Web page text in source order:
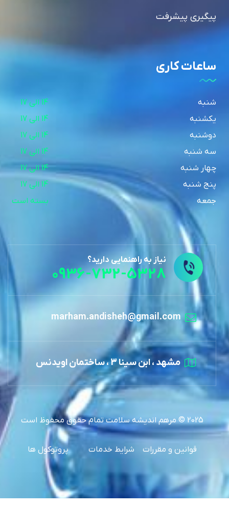
پیگیری پیشرفت
ساعات کاری
شنبه
یکشنبه
دوشنبه
سه شنبه
چهار شنبه
14 الی 17
پنج شنبه
14 الی 17
جمعه
بسته است
نیاز به راهنمایی دارید؟
0936-732-5328
marham.andisheh@gmail.com
مشهد ، ابن سینا 3 ، ساختمان اویدنس
2025 © مرهم اندیشه سلامت تمام حقوق محفوظ است
قوانین و مقررات شرایط خدمات پروتوکول ها